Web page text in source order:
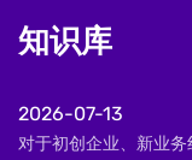
知识库
2026-07-13
对于初创企业、新业